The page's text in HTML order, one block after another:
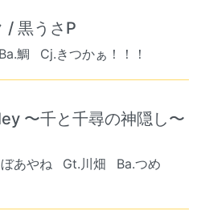
/ 黒うさP
Ba.鯛 Cj.きつかぁ！！！
〜千と千尋の神隠し〜
あやね Gt.川畑
Ba.つめ